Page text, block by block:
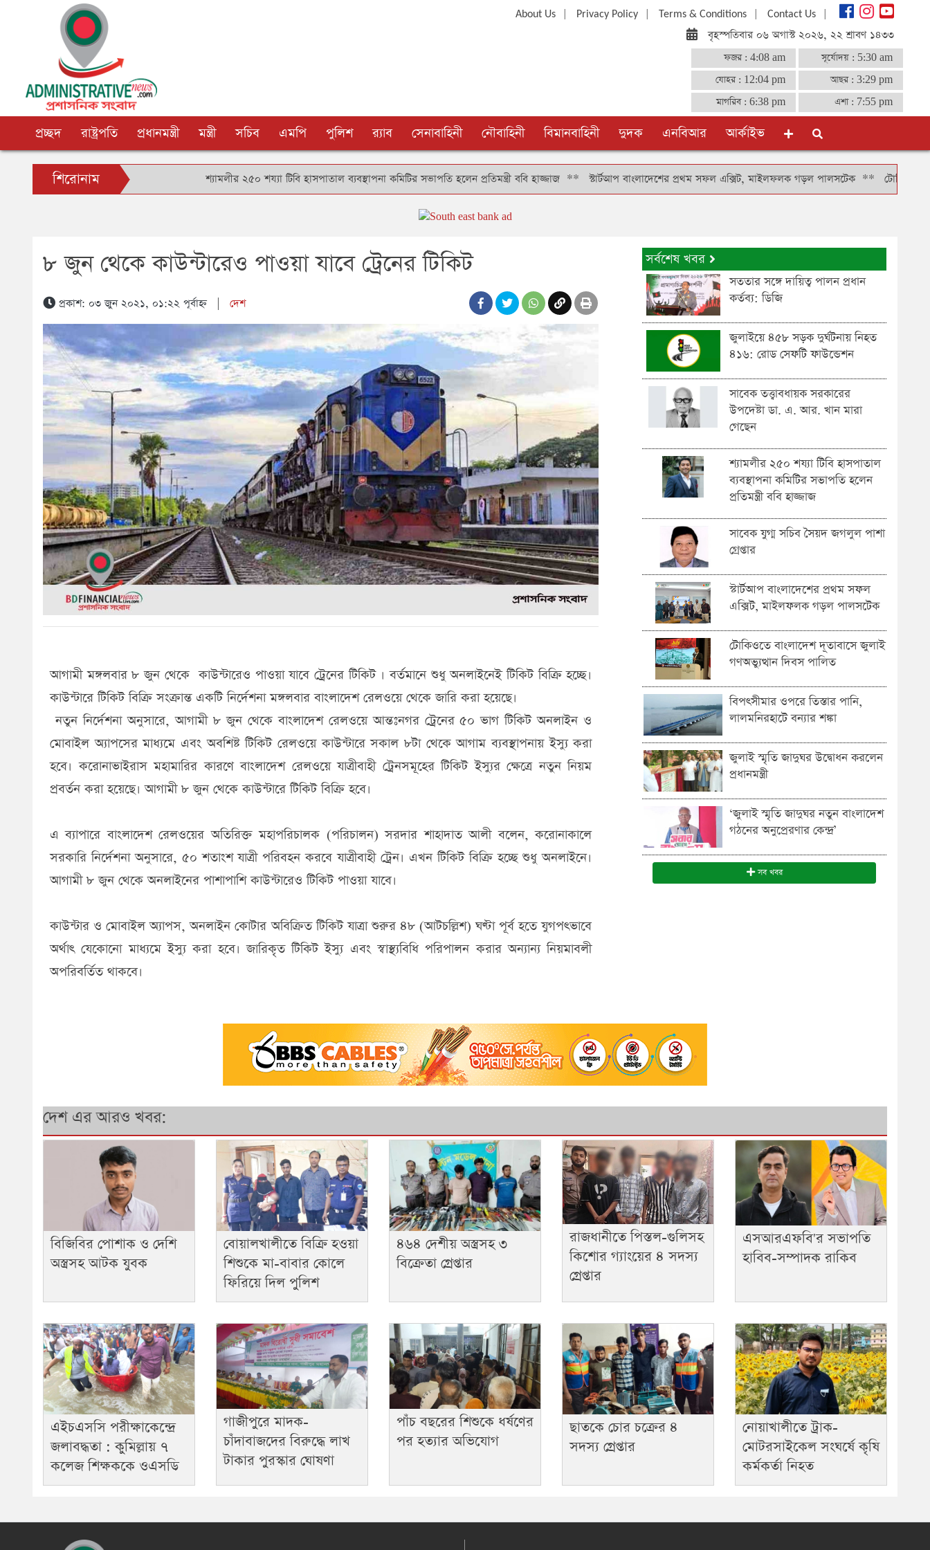
About Us| Privacy Policy| Terms & Conditions| Contact Us|
বৃহস্পতিবার ০৬ অগাস্ট ২০২৬, ২২ শ্রাবণ ১৪৩৩
ফজর : 4:08 am সূর্যোদয় : 5:30 am
যোহর : 12:04 pm আছর : 3:29 pm
মাগরিব : 6:38 pm এশা : 7:55 pm
প্রচ্ছদ রাষ্ট্রপতি প্রধানমন্ত্রী মন্ত্রী সচিব এমপি পুলিশ র‍্যাব সেনাবাহিনী নৌবাহিনী বিমানবাহিনী দুদক এনবিআর আর্কাইভ
শিরোনাম শ্যামলীর ২৫০ শয্যা টিবি হাসপাতাল ব্যবস্থাপনা কমিটির সভাপতি হলেন প্রতিমন্ত্রী ববি হাজ্জাজ**স্টার্টআপ বাংলাদেশের প্রথম সফল এক্সিট, মাইলফলক গড়ল পালসটেক**টোকিওতে বাংলাদেশ
৮ জুন থেকে কাউন্টারেও পাওয়া যাবে ট্রেনের টিকিট
প্রকাশ: ০৩ জুন ২০২১, ০১:২২ পূর্বাহ্ন| দেশ
আগামী মঙ্গলবার ৮ জুন থেকে কাউন্টারেও পাওয়া যাবে ট্রেনের টিকিট । বর্তমানে শুধু অনলাইনেই টিকিট বিক্রি হচ্ছে।
কাউন্টারে টিকিট বিক্রি সংক্রান্ত একটি নির্দেশনা মঙ্গলবার বাংলাদেশ রেলওয়ে থেকে জারি করা হয়েছে।
নতুন নির্দেশনা অনুসারে, আগামী ৮ জুন থেকে বাংলাদেশ রেলওয়ে আন্তঃনগর ট্রেনের ৫০ ভাগ টিকিট অনলাইন ও
মোবাইল অ্যাপসের মাধ্যমে এবং অবশিষ্ট টিকিট রেলওয়ে কাউন্টারে সকাল ৮টা থেকে আগাম ব্যবস্থাপনায় ইস্যু করা
হবে। করোনাভাইরাস মহামারির কারণে বাংলাদেশ রেলওয়ে যাত্রীবাহী ট্রেনসমূহের টিকিট ইস্যুর ক্ষেত্রে নতুন নিয়ম
প্রবর্তন করা হয়েছে। আগামী ৮ জুন থেকে কাউন্টারে টিকিট বিক্রি হবে।
এ ব্যাপারে বাংলাদেশ রেলওয়ের অতিরিক্ত মহাপরিচালক (পরিচালন) সরদার শাহাদাত আলী বলেন, করোনাকালে
সরকারি নির্দেশনা অনুসারে, ৫০ শতাংশ যাত্রী পরিবহন করবে যাত্রীবাহী ট্রেন। এখন টিকিট বিক্রি হচ্ছে শুধু অনলাইনে।
আগামী ৮ জুন থেকে অনলাইনের পাশাপাশি কাউন্টারেও টিকিট পাওয়া যাবে।
কাউন্টার ও মোবাইল অ্যাপস, অনলাইন কোটার অবিক্রিত টিকিট যাত্রা শুরুর ৪৮ (আটচল্লিশ) ঘণ্টা পূর্ব হতে যুগপৎভাবে
অর্থাৎ যেকোনো মাধ্যমে ইস্যু করা হবে। জারিকৃত টিকিট ইস্যু এবং স্বাস্থ্যবিধি পরিপালন করার অন্যান্য নিয়মাবলী
অপরিবর্তিত থাকবে।
সর্বশেষ খবর
সততার সঙ্গে দায়িত্ব পালন প্রধান
কর্তব্য: ডিজি
জুলাইয়ে ৪৫৮ সড়ক দুর্ঘটনায় নিহত
৪১৬: রোড সেফটি ফাউন্ডেশন
সাবেক তত্ত্বাবধায়ক সরকারের
উপদেষ্টা ডা. এ. আর. খান মারা
গেছেন
শ্যামলীর ২৫০ শয্যা টিবি হাসপাতাল
ব্যবস্থাপনা কমিটির সভাপতি হলেন
প্রতিমন্ত্রী ববি হাজ্জাজ
সাবেক যুগ্ম সচিব সৈয়দ জগলুল পাশা
গ্রেপ্তার
স্টার্টআপ বাংলাদেশের প্রথম সফল
এক্সিট, মাইলফলক গড়ল পালসটেক
টোকিওতে বাংলাদেশ দূতাবাসে জুলাই
গণঅভ্যুত্থান দিবস পালিত
বিপৎসীমার ওপরে তিস্তার পানি,
লালমনিরহাটে বন্যার শঙ্কা
জুলাই স্মৃতি জাদুঘর উদ্বোধন করলেন
প্রধানমন্ত্রী
‘জুলাই স্মৃতি জাদুঘর নতুন বাংলাদেশ
গঠনের অনুপ্রেরণার কেন্দ্র’
সব খবর
দেশ এর আরও খবর:
বিজিবির পোশাক ও দেশি
অস্ত্রসহ আটক যুবক
বোয়ালখালীতে বিক্রি হওয়া
শিশুকে মা-বাবার কোলে
ফিরিয়ে দিল পুলিশ
৪৬৪ দেশীয় অস্ত্রসহ ৩
বিক্রেতা গ্রেপ্তার
রাজধানীতে পিস্তল-গুলিসহ
কিশোর গ্যাংয়ের ৪ সদস্য
গ্রেপ্তার
এসআরএফবি'র সভাপতি
হাবিব-সম্পাদক রাকিব
এইচএসসি পরীক্ষাকেন্দ্রে
জলাবদ্ধতা : কুমিল্লায় ৭
কলেজ শিক্ষককে ওএসডি
গাজীপুরে মাদক-
চাঁদাবাজদের বিরুদ্ধে লাখ
টাকার পুরস্কার ঘোষণা
পাঁচ বছরের শিশুকে ধর্ষণের
পর হত্যার অভিযোগ
ছাতকে চোর চক্রের ৪
সদস্য গ্রেপ্তার
নোয়াখালীতে ট্রাক-
মোটরসাইকেল সংঘর্ষে কৃষি
কর্মকর্তা নিহত